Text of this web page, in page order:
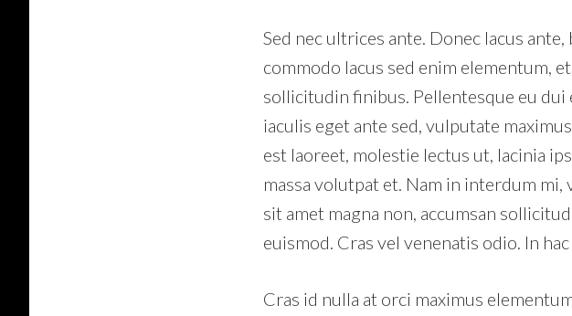
Sed nec ultrices ante. Donec lacus
commodo lacus sed enim elementum,
sollicitudin finibus. Pellentesque eu dui
iaculis eget ante sed, vulputate
est laoreet, molestie lectus ut, lacinia
massa volutpat et. Nam in interdum
sit amet magna non, accumsan
euismod. Cras vel venenatis odio. In
Cras id nulla at orci maximus